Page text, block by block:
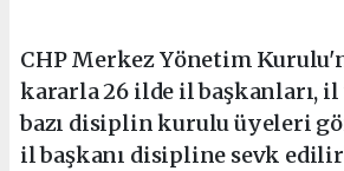
CHP Merkez Yönetim
kararla 26 ilde il başkanları,
bazı disiplin kurulu üyeleri
il başkanı disipline sevk